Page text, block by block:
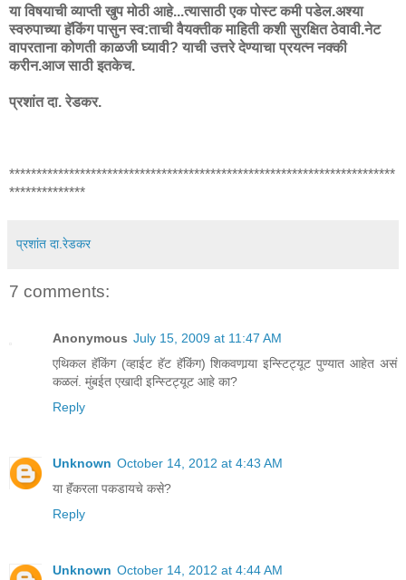
या विषयाची व्याप्ती खुप मोठी आहे...त्यासाठी एक पोस्ट कमी पडेल.अश्या
स्वरुपाच्या हॅकिंग पासुन स्व:ताची वैयक्तीक माहिती कशी सुरक्षित ठेवावी.नेट
वापरताना कोणती काळजी घ्यावी? याची उत्तरे देण्याचा प्रयत्न नक्की
करीन.आज साठी इतकेच.
प्रशांत दा. रेडकर.
***********************************************************************
**************
प्रशांत दा.रेडकर
7 comments:
Anonymous July 15, 2009 at 11:47 AM
एथिकल हॅकिंग (व्हाईट हॅट हॅकिंग) शिकवणार्‍या इन्स्टिट्यूट पुण्यात आहेत असं
कळलं. मुंबईत एखादी इन्स्टिट्यूट आहे का?
Reply
Unknown October 14, 2012 at 4:43 AM
या हॅंकरला पकडायचे कसे?
Reply
Unknown October 14, 2012 at 4:44 AM